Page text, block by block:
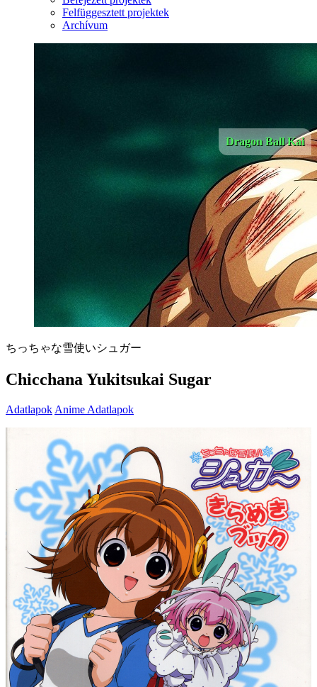
Felfüggesztett projektek
Archívum
Dragon Ball Kai
ちっちゃな雪使いシュガー
Chicchana Yukitsukai Sugar
Adatlapok Anime Adatlapok